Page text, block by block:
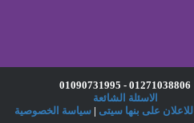
01271038806 - 01090731995
الاسئلة الشائعة
للاعلان على بنها سيتى | سياسة الخصوصية